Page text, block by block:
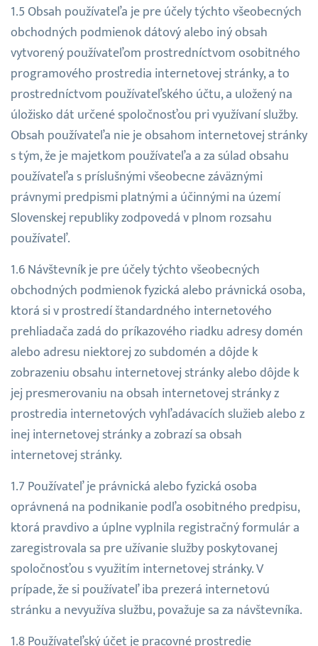
Obsah používateľa je pre účely týchto všeobecných
obchodných podmienok dátový alebo iný obsah
vytvorený používateľom prostredníctvom osobitného
programového prostredia internetovej stránky, a to
prostredníctvom používateľského účtu, a uložený na
úložisko dát určené spoločnosťou pri využívaní služby.
Obsah používateľa nie je obsahom internetovej stránky
s tým, že je majetkom používateľa a za súlad obsahu
používateľa s príslušnými všeobecne záväznými
právnymi predpismi platnými a účinnými na území
Slovenskej republiky zodpovedá v plnom rozsahu
používateľ.
Návštevník je pre účely týchto všeobecných
obchodných podmienok fyzická alebo právnická osoba,
ktorá si v prostredí štandardného internetového
prehliadača zadá do príkazového riadku adresy domén
alebo adresu niektorej zo subdomén a dôjde k
zobrazeniu obsahu internetovej stránky alebo dôjde k
jej presmerovaniu na obsah internetovej stránky z
prostredia internetových vyhľadávacích služieb alebo z
inej internetovej stránky a zobrazí sa obsah
internetovej stránky.
Používateľ je právnická alebo fyzická osoba
oprávnená na podnikanie podľa osobitného predpisu,
ktorá pravdivo a úplne vyplnila registračný formulár a
zaregistrovala sa pre užívanie služby poskytovanej
spoločnosťou s využitím internetovej stránky. V
prípade, že si používateľ iba prezerá internetovú
stránku a nevyužíva službu, považuje sa za návštevníka.
Používateľský účet je pracovné prostredie